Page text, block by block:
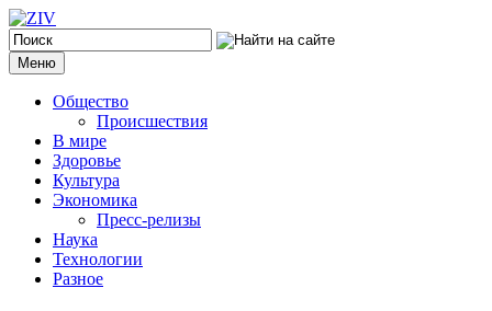
Меню
Общество
Происшествия
В мире
Здоровье
Культура
Экономика
Пресс-релизы
Наука
Технологии
Разное